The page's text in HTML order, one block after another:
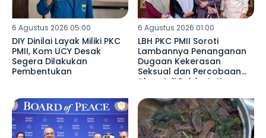
6 Agustus 2026 05:00
DIY Dinilai Layak Miliki PKC
PMII, Kom UCY Desak
Segera Dilakukan
Pembentukan
6 Agustus 2026 01:00
LBH PKC PMII Soroti
Lambannya Penanganan
Dugaan Kekerasan
Seksual dan Percobaan
Aborsi di Polda Jatim